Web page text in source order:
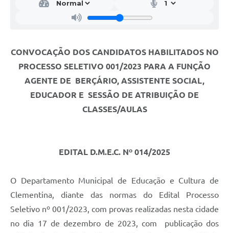
CONVOCAÇÃO DOS CANDIDATOS HABILITADOS NO
PROCESSO SELETIVO 001/2023 PARA A FUNÇÃO
AGENTE DE BERÇÁRIO, ASSISTENTE SOCIAL,
EDUCADOR E SESSÃO DE ATRIBUIÇÃO DE
CLASSES/AULAS
EDITAL D.M.E.C. Nº 014/2025
O Departamento Municipal de Educação e Cultura de
Clementina, diante das normas do Edital Processo
Seletivo nº 001/2023, com provas realizadas nesta cidade
no dia 17 de dezembro de 2023, com publicação dos